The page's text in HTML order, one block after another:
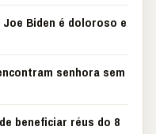
Biden é doloroso e
senhora sem
beneficiar réus do 8